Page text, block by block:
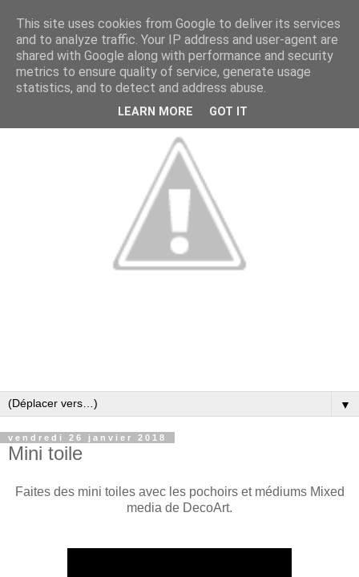
▼
vendredi 26 janvier 2018
Mini toile
Faites des mini toiles avec les pochoirs et médiums Mixed
media de DecoArt.
This site uses cookies from Google to deliver its services
and to analyze traffic. Your IP address and user-agent are
shared with Google along with performance and security
metrics to ensure quality of service, generate usage
statistics, and to detect and address abuse.
LEARN MORE GOT IT